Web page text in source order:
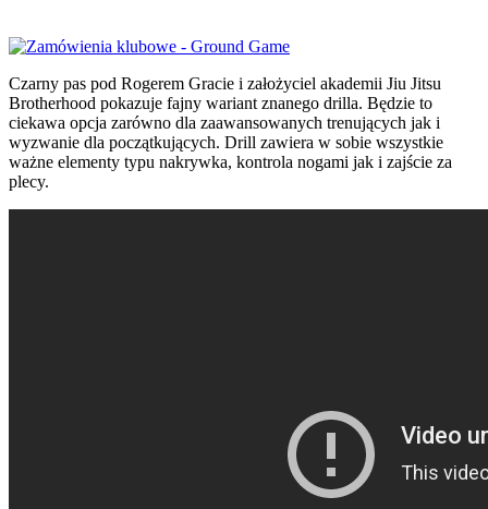
Czarny pas pod Rogerem Gracie i założyciel akademii Jiu Jitsu
Brotherhood pokazuje fajny wariant znanego drilla. Będzie to
ciekawa opcja zarówno dla zaawansowanych trenujących jak i
wyzwanie dla początkujących. Drill zawiera w sobie wszystkie
ważne elementy typu nakrywka, kontrola nogami jak i zajście za
plecy.